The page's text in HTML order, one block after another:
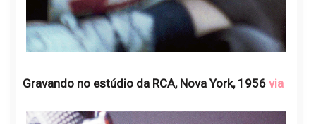
Gravando no estúdio da RCA, Nova York, 1956 via